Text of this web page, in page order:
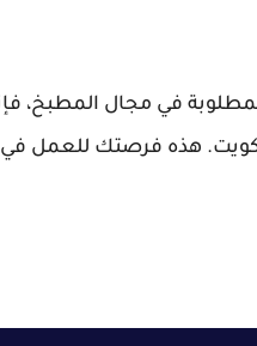
في مجال المطبخ،
هذه فرصتك للعمل في